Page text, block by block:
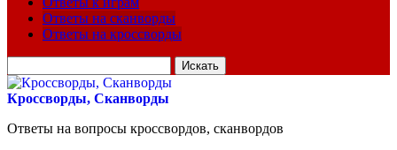
Ответы на сканворды
Ответы на кроссворды
для:
Кроссворды, Сканворды
Ответы на вопросы кроссвордов, сканвордов